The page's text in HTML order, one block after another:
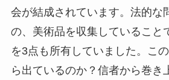
会が結成されています。法的な
の、美術品を収集していること
を3点も所有していました。こ
ら出ているのか？信者から巻き